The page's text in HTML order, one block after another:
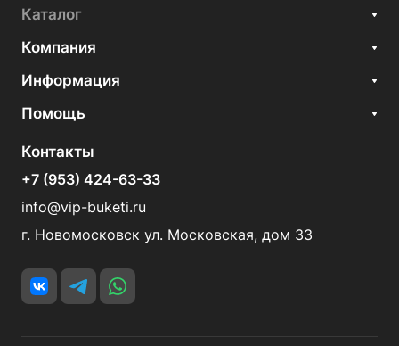
Каталог
Компания
Информация
Помощь
Контакты
+7 (953) 424-63-33
info@vip-buketi.ru
г. Новомосковск ул. Московская, дом 33